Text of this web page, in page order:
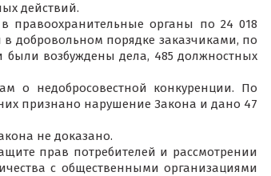
действий.
правоохранительные органы по 24 018
в добровольном порядке заказчиками, по
возбуждены дела, 485 должностных
о недобросовестной конкуренции. По
признано нарушение Закона и дано 47
не доказано.
прав потребителей и рассмотрении
с общественными организациями